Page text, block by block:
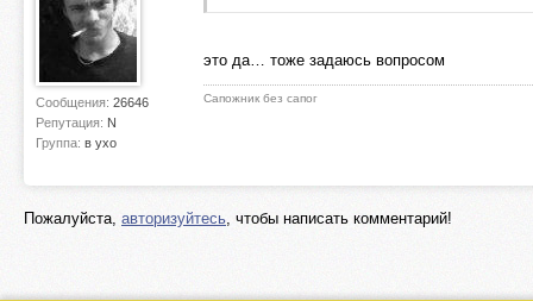
Сообщения: 26646
Репутация: N
Группа: в ухо
это да… тоже задаюсь вопросом
Сапожник без сапог
Пожалуйста, авторизуйтесь, чтобы написать комментарий!